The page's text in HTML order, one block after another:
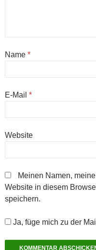
Name *
E-Mail *
Website
Meinen Namen,
Website in diesem
speichern.
Ja, füge mich zu der